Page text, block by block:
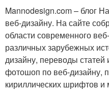
Mannodesign.com – блог
веб-дизайну. На сайте
области современного
различных зарубежных
дизайну, переводы статей
фотошоп по веб-дизайну,
кириллических шрифтов и